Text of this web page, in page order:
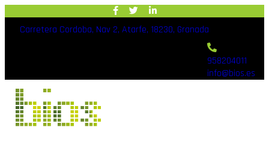
Carretera Cordoba, Nav 2, Atarfe, 18230, Granada
958204011
info@bios.es